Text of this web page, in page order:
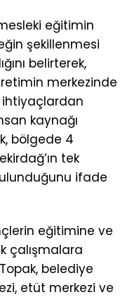
eğitimin
şekillenmesi
belirterek,
merkezinde
ihtiyaçlardan
kaynağı
bölgede 4
tek
ifade
eğitimine ve
çalışmalara
belediye
etüt merkezi ve